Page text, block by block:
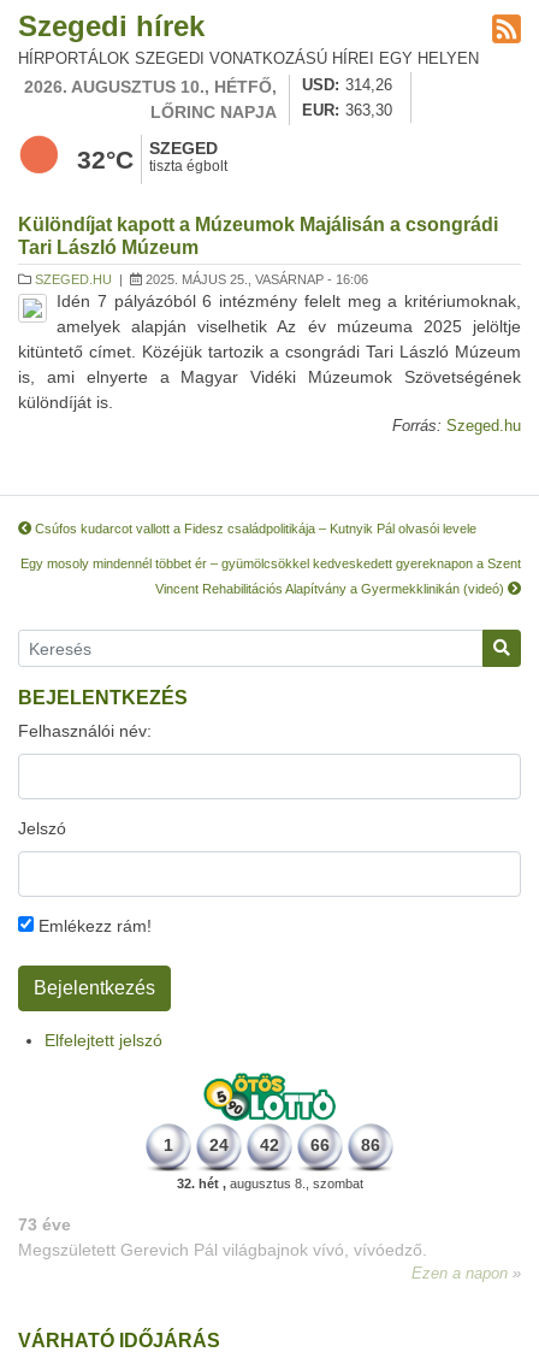
Szegedi hírek
HÍRPORTÁLOK SZEGEDI VONATKOZÁSÚ HÍREI EGY HELYEN
2026. AUGUSZTUS 10., HÉTFŐ,
LŐRINC NAPJA
USD
314,26
EUR
363,30
32°C SZEGED
tiszta égbolt
Különdíjat kapott a Múzeumok Majálisán a csongrádi
Tari László Múzeum
SZEGED.HU | 2025. MÁJUS 25., VASÁRNAP - 16:06
Idén 7 pályázóból 6 intézmény felelt meg a kritériumoknak,
amelyek alapján viselhetik Az év múzeuma 2025 jelöltje
kitüntető címet. Közéjük tartozik a csongrádi Tari László Múzeum
is, ami elnyerte a Magyar Vidéki Múzeumok Szövetségének
különdíját is.
Forrás: Szeged.hu
Csúfos kudarcot vallott a Fidesz családpolitikája – Kutnyik Pál olvasói levele
Egy mosoly mindennél többet ér – gyümölcsökkel kedveskedett gyereknapon a Szent
Vincent Rehabilitációs Alapítvány a Gyermekklinikán (videó)
BEJELENTKEZÉS
Felhasználói név:
Jelszó
Emlékezz rám!
Elfelejtett jelszó
1 24 42 66 86
32. hét ,augusztus 8., szombat
73 éve
Megszületett Gerevich Pál világbajnok vívó, vívóedző.
Ezen a napon
VÁRHATÓ IDŐJÁRÁS